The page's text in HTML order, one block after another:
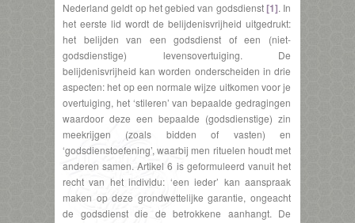
Nederland geldt op het gebied van godsdienst[1]. In
het eerste lid wordt de belijdenisvrijheid uitgedrukt:
het belijden van een godsdienst of een (niet-
godsdienstige) levensovertuiging. De
belijdenisvrijheid kan worden onderscheiden in drie
aspecten: het op een normale wijze uitkomen voor je
overtuiging, het ‘stileren’ van bepaalde gedragingen
waardoor deze een bepaalde (godsdienstige) zin
meekrijgen (zoals bidden of vasten) en
‘godsdienstoefening’, waarbij men rituelen houdt met
anderen samen. Artikel 6 is geformuleerd vanuit het
recht van het individu: ‘een ieder’ kan aanspraak
maken op deze grondwettelijke garantie, ongeacht
de godsdienst die de betrokkene aanhangt. De